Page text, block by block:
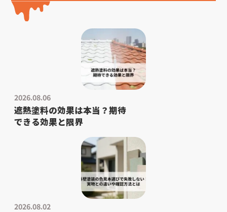
2026.08.06
遮熱塗料の効果は本当？期待
できる効果と限界
2026.08.02